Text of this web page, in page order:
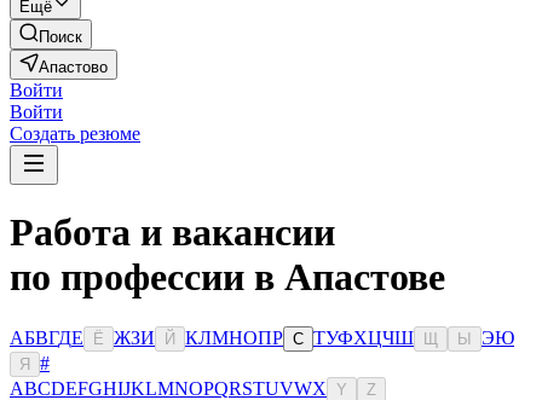
Ещё
Поиск
Апастово
Войти
Войти
Создать резюме
Работа и вакансии
по профессии в Апастове
АБВГДЕ Ё ЖЗИ Й КЛМНОПР С ТУФХЦЧШ Ы ЭЮ
Я
#
ABCDEFGHIJKLMNOPQRSTUVWX Y Z